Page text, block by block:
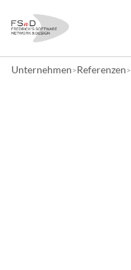
Unternehmen>Referenzen>